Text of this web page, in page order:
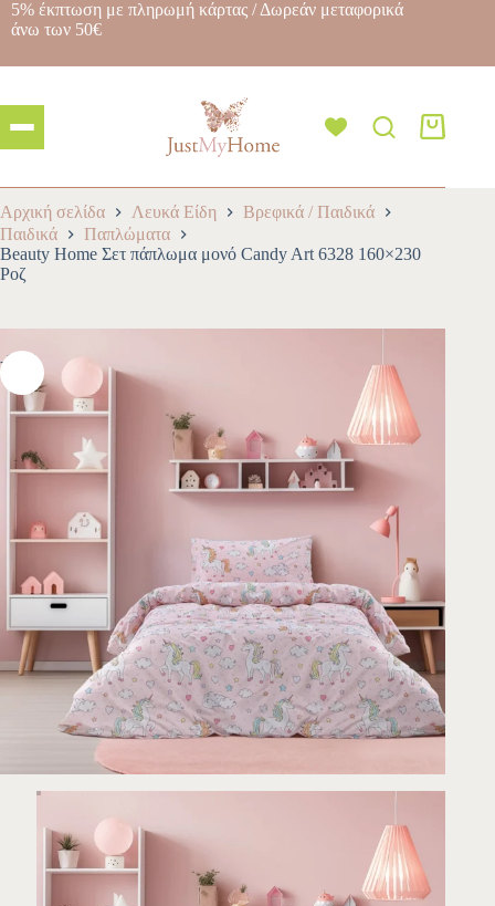
5% έκπτωση με πληρωμή κάρτας / Δωρεάν μεταφορικά
άνω των 50€
Αρχική σελίδα Λευκά Είδη
Βρεφικά / Παιδικά
Παιδικά
Παπλώματα
Beauty Home Σετ πάπλωμα μονό Candy Art 6328 160×230
Ροζ
-10%